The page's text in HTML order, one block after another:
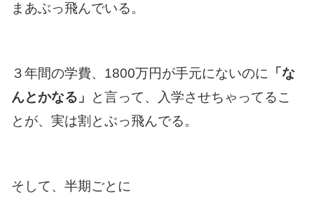
まあぶっ飛んでいる。
３年間の学費、1800万円が手元にないのに 「な
んとかなる」
と言って、入学させちゃってるこ
とが、実は割とぶっ飛んでる。
そして、半期ごとに